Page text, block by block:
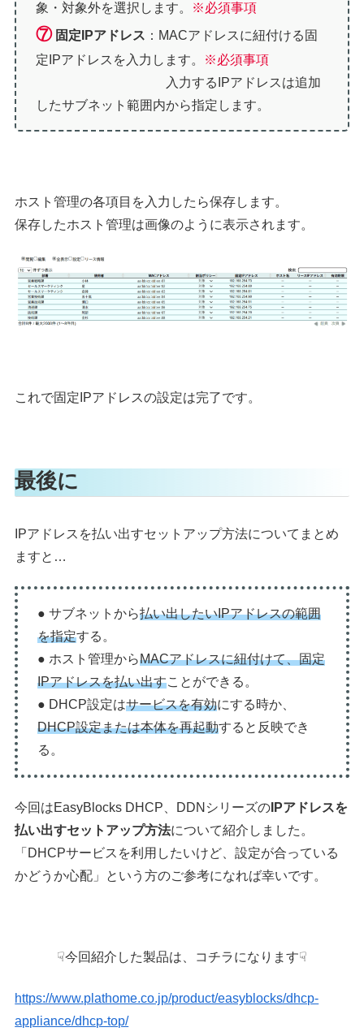
象・対象外を選択します。
※必須事項
⑦ 固定IPアドレス ：MACアドレスに紐付ける固
定IPアドレスを入力します。
※必須事項
入力するIPアドレスは追加
したサブネット範囲内から指定します。
ホスト管理の各項目を入力したら保存します。
保存したホスト管理は画像のように表示されます。
これで固定IPアドレスの設定は完了です。
最後に
IPアドレスを払い出すセットアップ方法についてまとめ
ますと…
● サブネットから払い出したいIPアドレスの範囲
を指定する。
● ホスト管理からMACアドレスに紐付けて、固定
IPアドレスを払い出すことができる。
● DHCP設定はサービスを有効にする時か、
DHCP設定または本体を再起動すると反映でき
る。
今回はEasyBlocks DHCP、DDNシリーズの IPアドレスを
払い出すセットアップ方法について紹介しました。
「DHCPサービスを利用したいけど、設定が合っている
かどうか心配」という方のご参考になれば幸いです。
☟今回紹介した製品は、コチラになります☟
https://www.plathome.co.jp/product/easyblocks/dhcp-
appliance/dhcp-top/